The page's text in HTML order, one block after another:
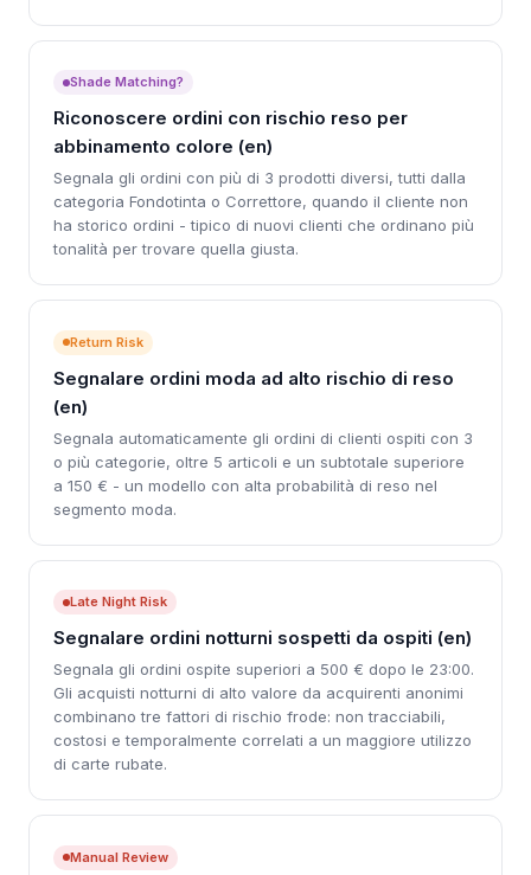
Shade Matching?
Riconoscere ordini con rischio reso per
abbinamento colore (en)
Segnala gli ordini con più di 3 prodotti diversi, tutti dalla
categoria Fondotinta o Correttore, quando il cliente non
ha storico ordini - tipico di nuovi clienti che ordinano più
tonalità per trovare quella giusta.
Return Risk
Segnalare ordini moda ad alto rischio di reso
(en)
Segnala automaticamente gli ordini di clienti ospiti con 3
o più categorie, oltre 5 articoli e un subtotale superiore
a 150 € - un modello con alta probabilità di reso nel
segmento moda.
Late Night Risk
Segnalare ordini notturni sospetti da ospiti (en)
Segnala gli ordini ospite superiori a 500 € dopo le 23:00.
Gli acquisti notturni di alto valore da acquirenti anonimi
combinano tre fattori di rischio frode: non tracciabili,
costosi e temporalmente correlati a un maggiore utilizzo
di carte rubate.
Manual Review